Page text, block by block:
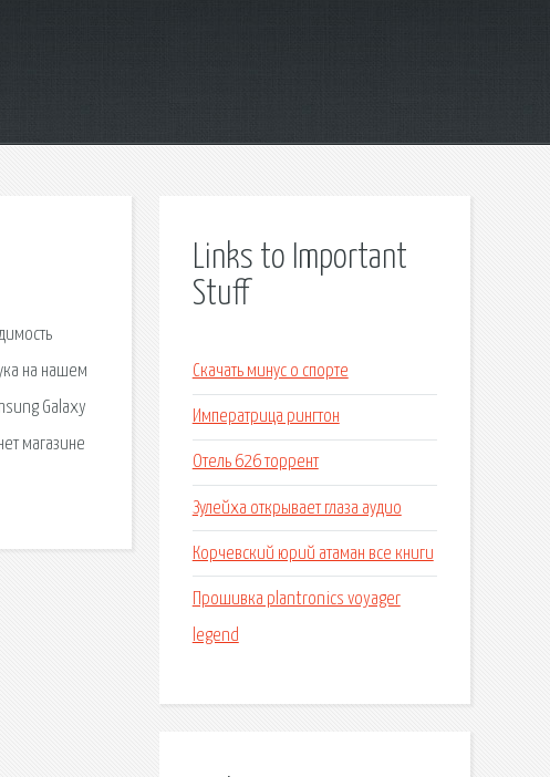
на нашем
Galaxy
магазине
Links to Important
Stuff
Скачать минус о спорте
Императрица рингтон
Отель 626 торрент
Зулейха открывает глаза аудио
Корчевский юрий атаман все книги
Прошивка plantronics voyager
legend